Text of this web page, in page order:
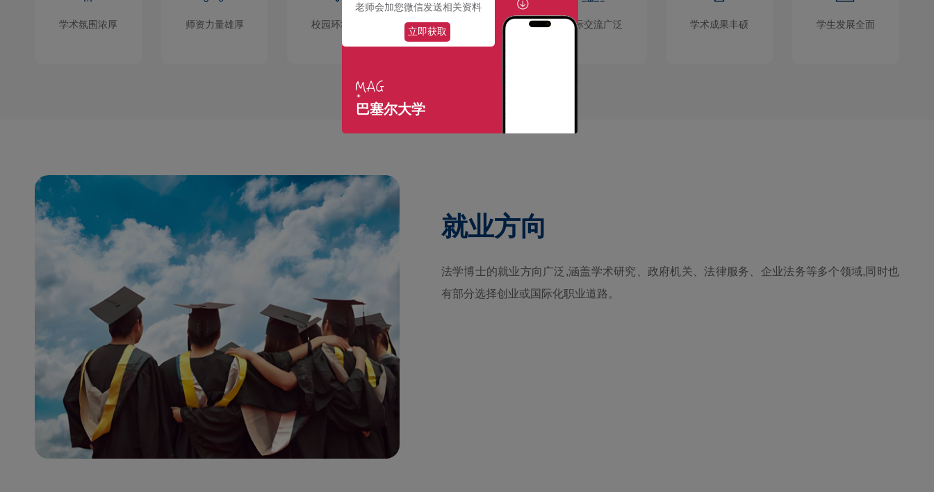
学术氛围浓厚 师资力量雄厚 校园环境优美 社团活动多彩 国际交流广泛 学术成果丰硕 学生发展全面
就业方向
法学博士的就业方向广泛,涵盖学术研究、政府机关、法律服务、企业法务等多个领域,同时也
有部分选择创业或国际化职业道路。
老师会加您微信发送相关资料
立即获取
巴塞尔大学